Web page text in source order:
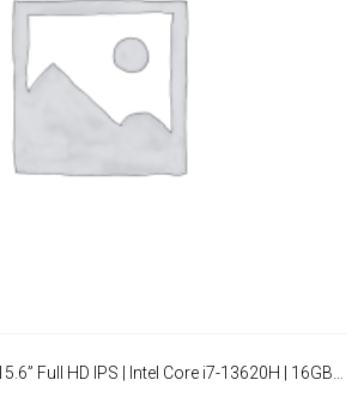
Asus Vivobook 15 | 15.6” Full HD IPS | Intel Core i7-13620H | 16GB RAM | 512GB SSD | W11 Pro | Donkerblauw